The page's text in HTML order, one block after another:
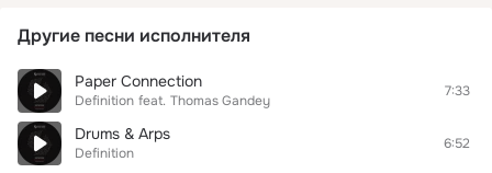
Другие песни исполнителя
Paper Connection
Definition feat. Thomas Gandey
7:33
Drums & Arps
Definition
6:52